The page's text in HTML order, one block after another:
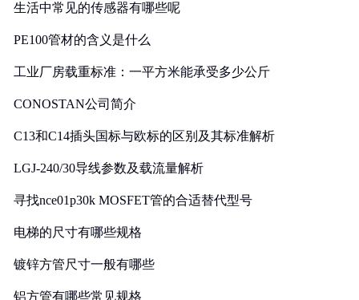
生活中常见的传感器有哪些呢
PE100管材的含义是什么
工业厂房载重标准：一平方米能承受多少公斤
CONOSTAN公司简介
C13和C14插头国标与欧标的区别及其标准解析
LGJ-240/30导线参数及载流量解析
寻找nce01p30k MOSFET管的合适替代型号
电梯的尺寸有哪些规格
镀锌方管尺寸一般有哪些
铝方管有哪些常见规格